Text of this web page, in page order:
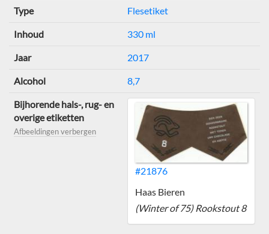
Type Flesetiket
Inhoud 330 ml
Jaar 2017
Alcohol 8,7
Bijhorende hals-, rug- en
overige etiketten
Afbeeldingen verbergen
#21876
Haas Bieren
(Winter of 75) Rookstout 8